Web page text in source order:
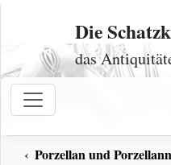
Zum Inhalt
Die
das
Porzellan und